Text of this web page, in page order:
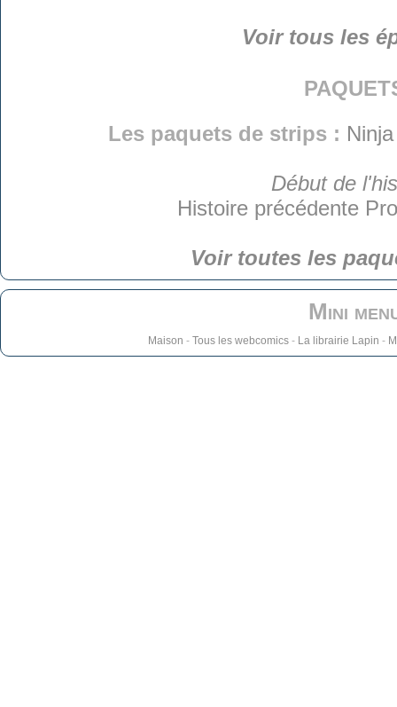
Voir tous les
Les paquets de strips :
Début de
Histoire précédente
Voir toutes les
Mini
Maison - Tous les webcomics- La librairie Lapin -